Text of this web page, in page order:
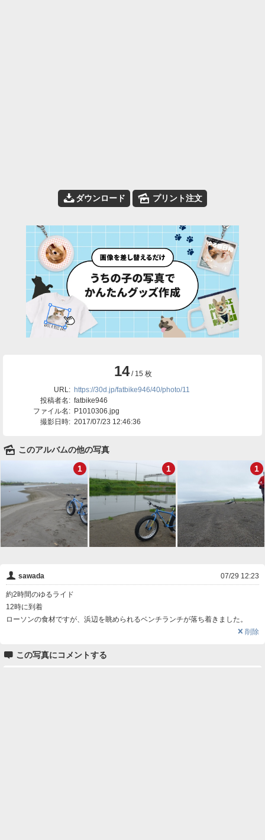
📥ダウンロード 🌄 プリント注文
14/ 15 枚
URL: https://30d.jp/fatbike946/40/photo/11
投稿者名: fatbike946
ファイル名: P1010306.jpg
撮影日時: 2017/07/23 12:46:36
🌄 このアルバムの他の写真
1
1 1
👤 sawada 07/29 12:23
約2時間のゆるライド
12時に到着
ローソンの食材ですが、浜辺を眺められるベンチランチが落ち着きました。
❌ 削除
 この写真にコメントする